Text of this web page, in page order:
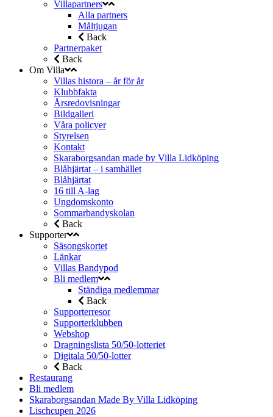
Villapartners
Alla partners
Måltjugan
Back
Partnerpaket
Back
Om Villa
Villas histora – år för år
Klubbfakta
Årsredovisningar
Bildgalleri
Våra policyer
Styrelsen
Kontakt
Skaraborgsandan made by Villa Lidköping
Blåhjärtat – i samhället
Blåhjärtat
16 till A-lag
Ungdomskonto
Sommarbandyskolan
Back
Supporter
Säsongskortet
Länkar
Villas Bandypod
Bli medlem
Ständiga medlemmar
Back
Supporterresor
Supporterklubben
Webshop
Dragningslista 50/50-lotteriet
Digitala 50/50-lotter
Back
Restaurang
Bli medlem
Skaraborgsandan Made By Villa Lidköping
Lischcupen 2026